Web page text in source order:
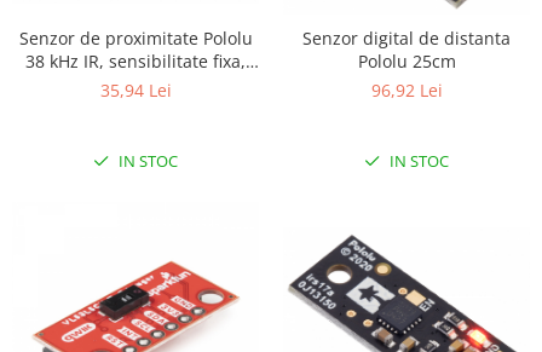
Senzor de proximitate Pololu
38 kHz IR, sensibilitate fixa,
luminozitate mica
35,94 Lei
IN STOC
Senzor digital de distanta
Pololu 25cm
96,92 Lei
IN STOC